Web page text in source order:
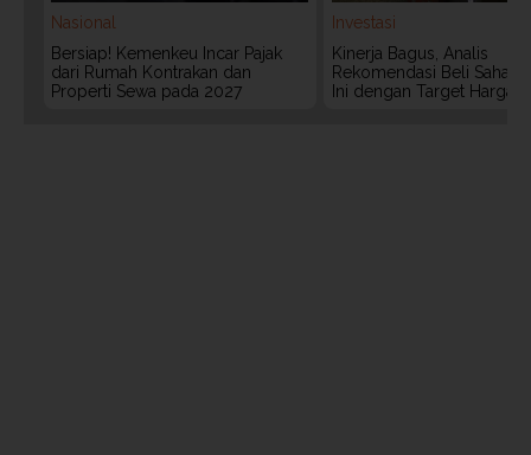
Nasional
Bersiap! Kemenkeu Incar Pajak
dari Rumah Kontrakan dan
Properti Sewa pada 2027
Investasi
Kinerja Bagus, Analis
Rekomendasi Beli Saham
Ini dengan Target Harga